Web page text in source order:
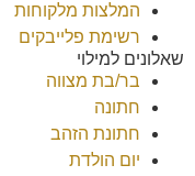
המלצות מלקוחות
רשימת פלייבקים
שאלונים למילוי
בר/בת מצווה
חתונה
חתונת הזהב
יום הולדת